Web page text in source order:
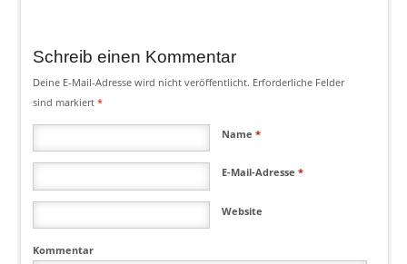
Schreib einen Kommentar
Deine E-Mail-Adresse wird nicht veröffentlicht. Erforderliche Felder
sind markiert *
Name*
E-Mail-Adresse*
Website
Kommentar